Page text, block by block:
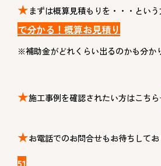
★まずは概算見積もりを・・・とい
で分かる！概算お見積り
※補助金がどれくらい出るのかも分か
★施工事例を確認されたい方はこち
★お電話でのお問合せもお待ちして
51